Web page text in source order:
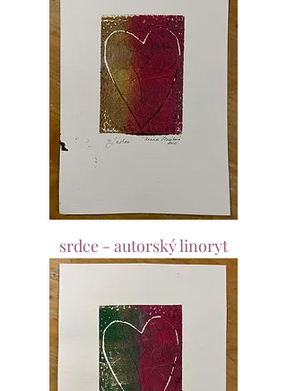
srdce - autorský linoryt